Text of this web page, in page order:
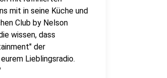
mit in seine Küche und
Club by Nelson
wissen, dass
der
Lieblingsradio.